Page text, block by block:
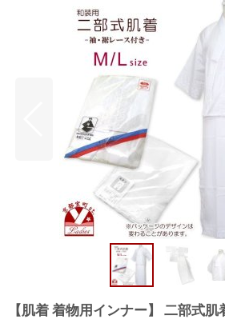
【肌着 着物用インナー】 二部式